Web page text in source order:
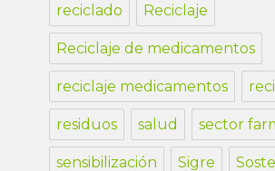
reciclado Reciclaje
Reciclaje de medicamentos
reciclaje medicamentos
residuos salud sector
sensibilización Sigre